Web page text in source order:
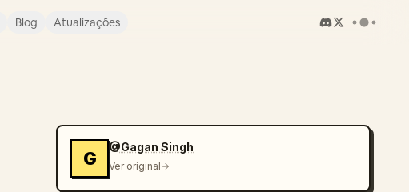
Blog Atualizações
G
@Gagan Singh
Ver original